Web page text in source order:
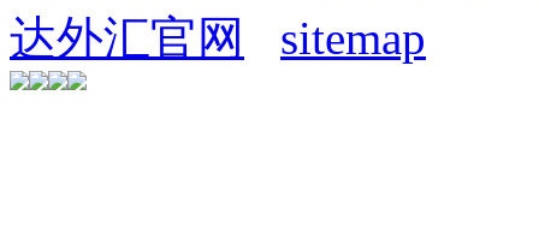
达外汇官网
sitemap